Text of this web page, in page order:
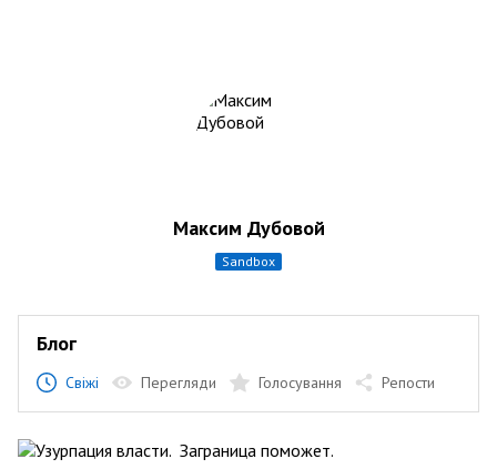
Максим Дубовой
sandbox
Блог
Свіжі Перегляди Голосування Репости